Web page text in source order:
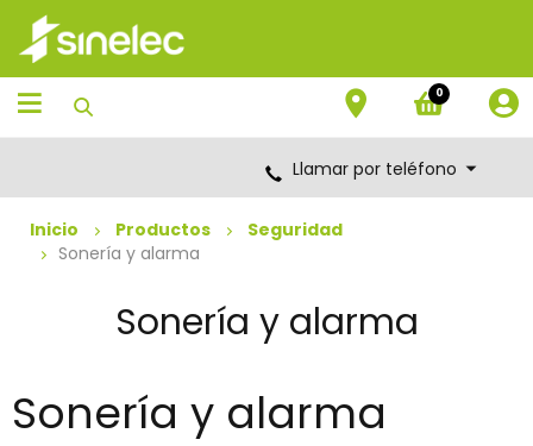
Saltar
contenido
Saltar
menú
de
navegación
0
Llamar por teléfono
Inicio Productos
Seguridad
Sonería y alarma
Sonería y alarma
Sonería y alarma